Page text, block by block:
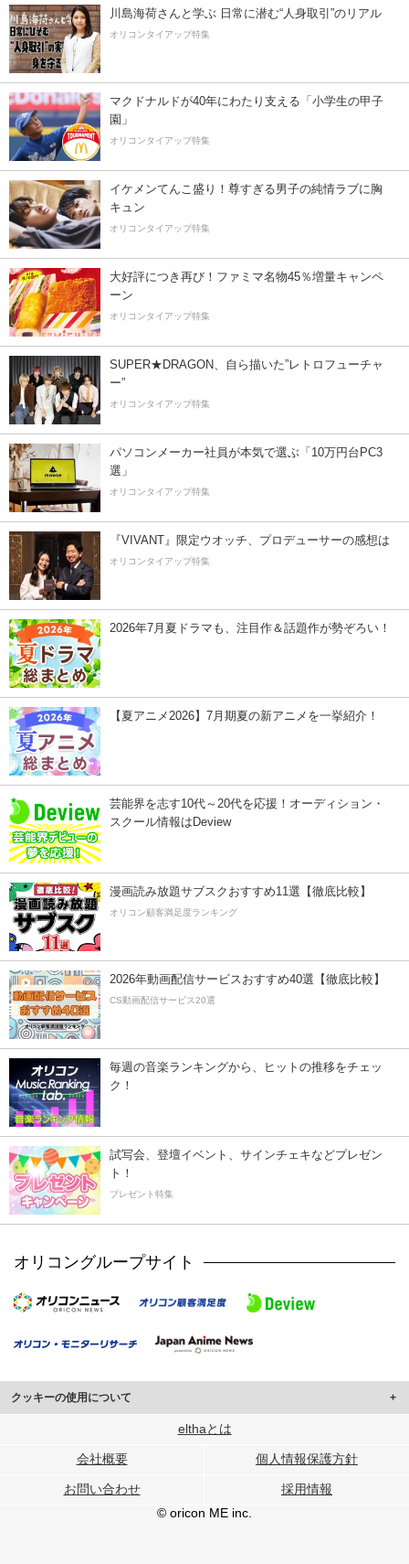
川島海荷さんと学ぶ 日常に潜む“人身取引”のリアル
オリコンタイアップ特集
マクドナルドが40年にわたり支える「小学生の甲子
園」
オリコンタイアップ特集
イケメンてんこ盛り！尊すぎる男子の純情ラブに胸
キュン
オリコンタイアップ特集
大好評につき再び！ファミマ名物45％増量キャンペ
ーン
オリコンタイアップ特集
SUPER★DRAGON、自ら描いた”レトロフューチャ
ー”
オリコンタイアップ特集
パソコンメーカー社員が本気で選ぶ「10万円台PC3
選」
オリコンタイアップ特集
『VIVANT』限定ウオッチ、プロデューサーの感想は
オリコンタイアップ特集
2026年7月夏ドラマも、注目作＆話題作が勢ぞろい！
【夏アニメ2026】7月期夏の新アニメを一挙紹介！
芸能界を志す10代～20代を応援！オーディション・
スクール情報はDeview
漫画読み放題サブスクおすすめ11選【徹底比較】
オリコン顧客満足度ランキング
2026年動画配信サービスおすすめ40選【徹底比較】
CS動画配信サービス20選
毎週の音楽ランキングから、ヒットの推移をチェッ
ク！
試写会、登壇イベント、サインチェキなどプレゼン
ト！
プレゼント特集
オリコングループサイト
クッキーの使用について
このサイトでは Cookie を使用して、ユーザーに合わせたコンテンツや広告の
行っています。
メディアや広告配信、データ解析の各パートナーに提供しています。
ユーザーが各パートナーのサービスを使用したときに収集した他の情報を組み
elthaとは
会社概要 個人情報保護方針
お問い合わせ
採用情報
© oricon ME inc.